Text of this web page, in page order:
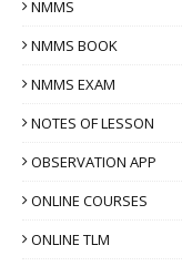
NMMS
NMMS BOOK
NMMS EXAM
NOTES OF LESSON
OBSERVATION APP
ONLINE COURSES
ONLINE TLM